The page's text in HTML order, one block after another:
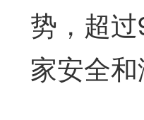
势，超
家安全和